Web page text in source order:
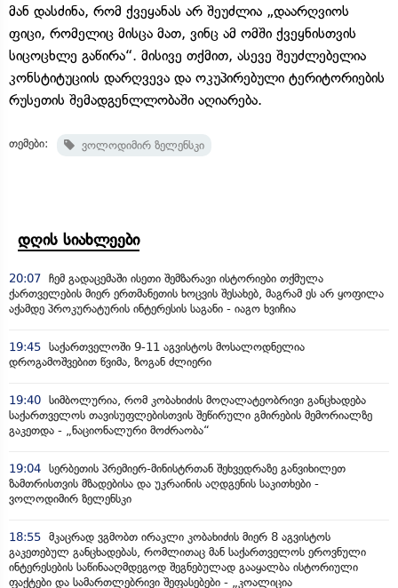
მან დასძინა, რომ ქვეყანას არ შეუძლია „დაარღვიოს
ფიცი, რომელიც მისცა მათ, ვინც ამ ომში ქვეყნისთვის
სიცოცხლე გაწირა“. მისივე თქმით, ასევე შეუძლებელია
კონსტიტუციის დარღვევა და ოკუპირებული ტერიტორიების
რუსეთის შემადგენლლობაში აღიარება.
თემები: ვოლოდიმირ ზელენსკი
დღის სიახლეები
20:07 ჩემ გადაცემაში ისეთი შემზარავი ისტორიები თქმულა
ქართველების მიერ ერთმანეთის ხოცვის შესახებ, მაგრამ ეს არ ყოფილა
აქამდე პროკურატურის ინტერესის საგანი - იაგო ხვიჩია
19:45 საქართველოში 9-11 აგვისტოს მოსალოდნელია
დროგამოშვებით წვიმა, ზოგან ძლიერი
19:40 სიმბოლურია, რომ კობახიძის მოღალატეობრივი განცხადება
საქართველოს თავისუფლებისთვის შეწირული გმირების მემორიალზე
გაკეთდა - „ნაციონალური მოძრაობა“
19:04 სერბეთის პრემიერ-მინისტრთან შეხვედრაზე განვიხილეთ
ზამთრისთვის მზადებისა და უკრაინის აღდგენის საკითხები -
ვოლოდიმირ ზელენსკი
18:55 მკაცრად ვგმობთ ირაკლი კობახიძის მიერ 8 აგვისტოს
გაკეთებულ განცხადებას, რომლითაც მან საქართველოს ეროვნული
ინტერესების საწინააღმდეგოდ შეგნებულად გააყალბა ისტორიული
ფაქტები და სამართლებრივი შეფასებები - „კოალიცია